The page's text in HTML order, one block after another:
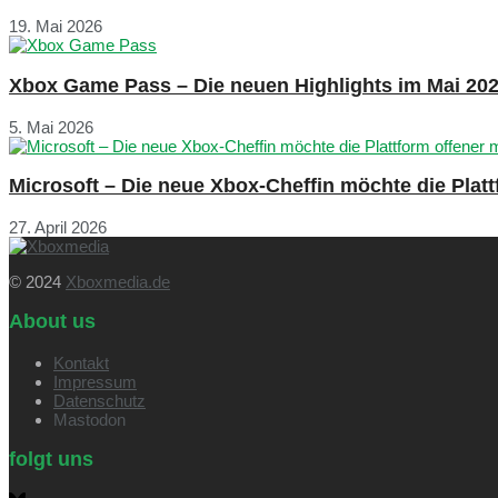
19. Mai 2026
Xbox Game Pass – Die neuen Highlights im Mai
5. Mai 2026
Microsoft – Die neue Xbox-Cheffin möchte die
27. April 2026
© 2024 Xboxmedia.de
About us
Kontakt
Impressum
Datenschutz
Mastodon
folgt uns